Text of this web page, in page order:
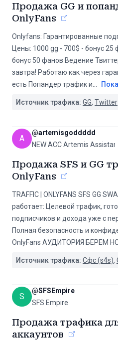
Продажа GG и
OnlyFans
Onlyfans: Гарантированные
Цены: 1000 gg - 700$ - бонус 25
бонус 50 фанов Ведение
завтра! Работаю как через
есть Попандер трафик и
Источник трафика: GG, Twitter
A
@artemisgoddddd
NEW ACC Artemis Assistant
Продажа SFS и GG
OnlyFans
TRAFFIC | ONLYFANS SFS GG
работает: Целевой трафик,
подписчиков и дохода уже с
Полная безопасность и
OnlyFans ️АУДИТОРИЯ ️БЕРЕМ
Источник трафика: Сфс (s4s),
S
@SFSEmpire
SFS Empire
Продажа трафика
аккаунтов